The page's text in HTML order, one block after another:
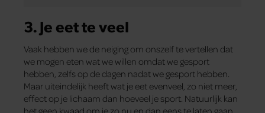
3. Je eet te veel
Vaak hebben we de neiging om onszelf te vertellen dat
we mogen eten wat we willen omdat we gesport
hebben, zelfs op de dagen nadat we gesport hebben.
Maar uiteindelijk heeft wat je eet evenveel, zo niet meer,
effect op je lichaam dan hoeveel je sport. Natuurlijk kan